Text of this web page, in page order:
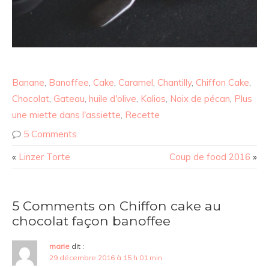
Banane, Banoffee, Cake, Caramel, Chantilly, Chiffon Cake,
Chocolat, Gateau, huile d'olive, Kalios, Noix de pécan, Plus
une miette dans l'assiette, Recette
5 Comments
« Linzer Torte Coup de food 2016 »
5 Comments on Chiffon cake au
chocolat façon banoffee
marie dit :
29 décembre 2016 à 15 h 01 min